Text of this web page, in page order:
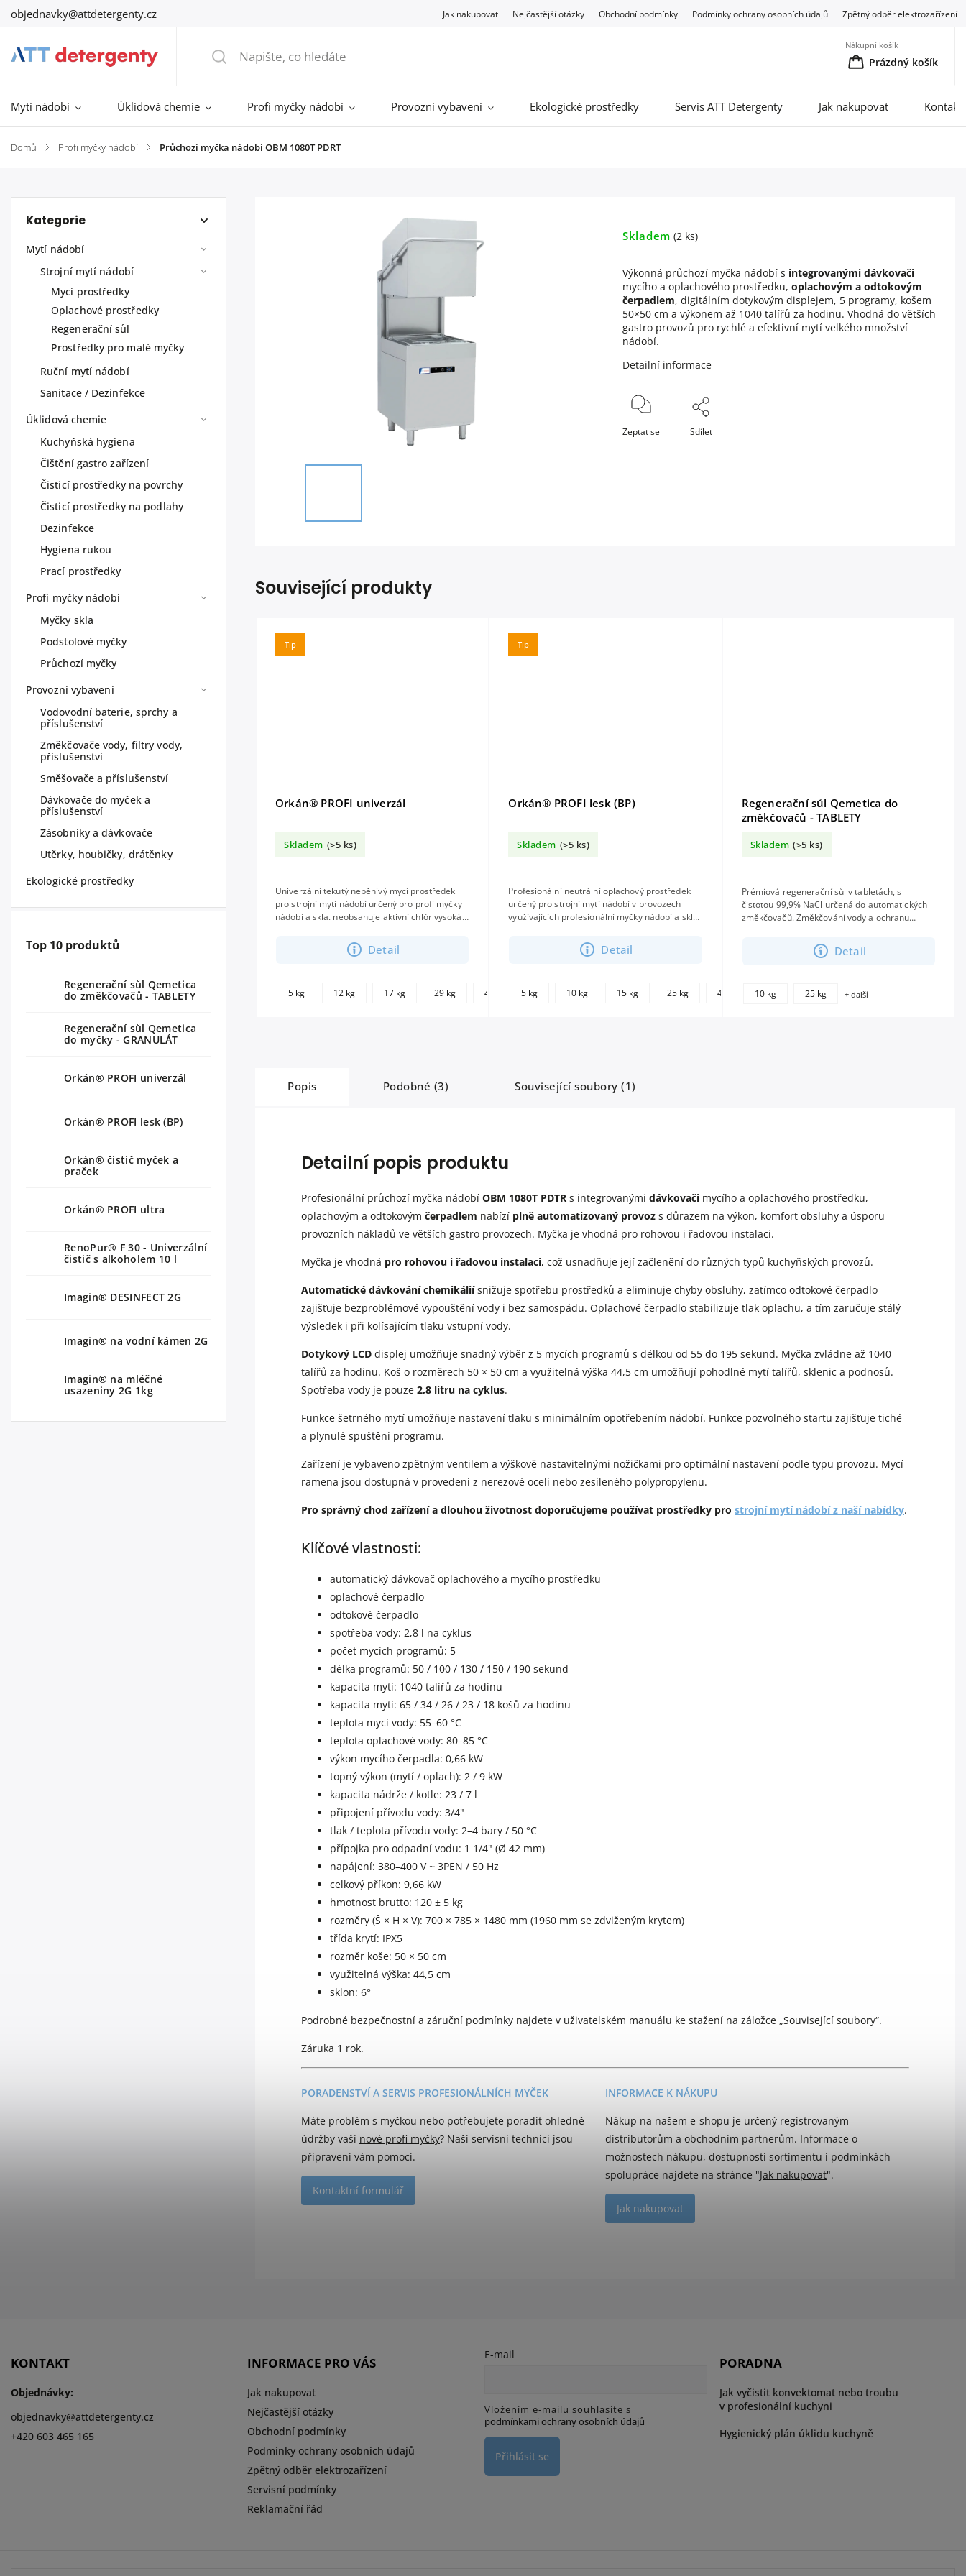
objednavky@attdetergenty.cz Jak nakupovat Nejčastější otázky Obchodní podmínky Podmínky ochrany osobních údajů Zpětný odběr elektrozařízení
Nákupní košík
Prázdný košík
Mytí nádobí Úklidová chemie Profi myčky nádobí Provozní vybavení Ekologické prostředky Servis ATT Detergenty Jak nakupovat
Domů / Profi myčky nádobí / Průchozí myčka nádobí OBM 1080T PDRT
Kategorie
Mytí nádobí
Strojní mytí nádobí
Mycí prostředky
Oplachové prostředky
Regenerační sůl
Prostředky pro malé myčky
Ruční mytí nádobí
Sanitace / Dezinfekce
Úklidová chemie
Kuchyňská hygiena
Čištění gastro zařízení
Čisticí prostředky na povrchy
Čisticí prostředky na podlahy
Dezinfekce
Hygiena rukou
Prací prostředky
Profi myčky nádobí
Myčky skla
Podstolové myčky
Průchozí myčky
Provozní vybavení
Vodovodní baterie, sprchy a
příslušenství
Změkčovače vody, filtry vody,
příslušenství
Směšovače a příslušenství
Dávkovače do myček a
příslušenství
Zásobníky a dávkovače
Utěrky, houbičky, drátěnky
Ekologické prostředky
Top 10 produktů
Regenerační sůl Qemetica
do změkčovačů - TABLETY
Regenerační sůl Qemetica
do myčky - GRANULÁT
Orkán® PROFI univerzál
Orkán® PROFI lesk (BP)
Orkán® čistič myček a
praček
Orkán® PROFI ultra
RenoPur® F 30 - Univerzální
čistič s alkoholem 10 l
Imagin® DESINFECT 2G
Imagin® na vodní kámen 2G
Imagin® na mléčné
usazeniny 2G 1kg
Skladem (2 ks)
Výkonná průchozí myčka nádobí s integrovanými dávkovači
mycího a oplachového prostředku, oplachovým a odtokovým
čerpadlem, digitálním dotykovým displejem, 5 programy, košem
50×50 cm a výkonem až 1040 talířů za hodinu. Vhodná do větších
gastro provozů pro rychlé a efektivní mytí velkého množství
nádobí.
Detailní informace
Zeptat se Sdílet
Související produkty
Tip
Orkán® PROFI univerzál
Skladem (>5 ks)
Detail
Univerzální tekutý nepěnivý mycí prostředek
pro strojní mytí nádobí určený pro profi myčky
nádobí a skla. neobsahuje aktivní chlór vysoká
5 kg 12 kg 17 kg 29 kg 46 kg 240 kg
další
Tip
Orkán® PROFI lesk (BP)
Skladem (>5 ks)
Detail
Profesionální neutrální oplachový prostředek
určený pro strojní mytí nádobí v provozech
využívajících profesionální myčky nádobí a skla.
5 kg 10 kg 15 kg 25 kg 40 kg 220 kg
další
Regenerační sůl Qemetica do
změkčovačů - TABLETY
Skladem (>5 ks)
Detail
Prémiová regenerační sůl v tabletách, s
čistotou 99,9% NaCl určená do automatických
změkčovačů. Změkčování vody a ochranu
10 kg 25 kg + další
Popis Podobné (3) Související soubory (1)
Detailní popis produktu
Profesionální průchozí myčka nádobí OBM 1080T PDTR s integrovanými dávkovači mycího a oplachového prostředku,
oplachovým a odtokovým čerpadlem nabízí plně automatizovaný provoz s důrazem na výkon, komfort obsluhy a úsporu
provozních nákladů ve větších gastro provozech. Myčka je vhodná pro rohovou i řadovou instalaci.
Myčka je vhodná pro rohovou i řadovou instalaci, což usnadňuje její začlenění do různých typů kuchyňských provozů.
Automatické dávkování chemikáliísnižuje spotřebu prostředků a eliminuje chyby obsluhy, zatímco odtokové čerpadlo
zajišťuje bezproblémové vypouštění vody i bez samospádu. Oplachové čerpadlo stabilizuje tlak oplachu, a tím zaručuje stálý
výsledek i při kolísajícím tlaku vstupní vody.
Dotykový LCD displej umožňuje snadný výběr z 5 mycích programů s délkou od 55 do 195 sekund. Myčka zvládne až 1040
talířů za hodinu. Koš o rozměrech 50 × 50 cm a využitelná výška 44,5 cm umožňují pohodlné mytí talířů, sklenic a podnosů.
Spotřeba vody je pouze 2,8 litru na cyklus.
Funkce šetrného mytí umožňuje nastavení tlaku s minimálním opotřebením nádobí. Funkce pozvolného startu zajišťuje tiché
a plynulé spuštění programu.
Zařízení je vybaveno zpětným ventilem a výškově nastavitelnými nožičkami pro optimální nastavení podle typu provozu. Mycí
ramena jsou dostupná v provedení z nerezové oceli nebo zesíleného polypropylenu.
Pro správný chod zařízení a dlouhou životnost doporučujeme používat prostředky pro strojní mytí nádobí z naší nabídky.
Klíčové vlastnosti:
automatický dávkovač oplachového a mycího prostředku
oplachové čerpadlo
odtokové čerpadlo
spotřeba vody: 2,8 l na cyklus
počet mycích programů: 5
délka programů: 50 / 100 / 130 / 150 / 190 sekund
kapacita mytí: 1040 talířů za hodinu
kapacita mytí: 65 / 34 / 26 / 23 / 18 košů za hodinu
teplota mycí vody: 55–60 °C
teplota oplachové vody: 80–85 °C
výkon mycího čerpadla: 0,66 kW
topný výkon (mytí / oplach): 2 / 9 kW
kapacita nádrže / kotle: 23 / 7 l
připojení přívodu vody: 3/4"
tlak / teplota přívodu vody: 2–4 bary / 50 °C
přípojka pro odpadní vodu: 1 1/4" (Ø 42 mm)
napájení: 380–400 V ~ 3PEN / 50 Hz
celkový příkon: 9,66 kW
hmotnost brutto: 120 ± 5 kg
rozměry (Š × H × V): 700 × 785 × 1480 mm (1960 mm se zdviženým krytem)
třída krytí: IPX5
rozměr koše: 50 × 50 cm
využitelná výška: 44,5 cm
sklon: 6°
Podrobné bezpečnostní a záruční podmínky najdete v uživatelském manuálu ke stažení na záložce „Související soubory“.
Záruka 1 rok.
PORADENSTVÍ A SERVIS PROFESIONÁLNÍCH MYČEK
Máte problém s myčkou nebo potřebujete poradit ohledně
údržby vaší nové profi myčky? Naši servisní technici jsou
připraveni vám pomoci.
Kontaktní formulář
INFORMACE K NÁKUPU
Nákup na našem e-shopu je určený registrovaným
distributorům a obchodním partnerům. Informace o
možnostech nákupu, dostupnosti sortimentu i podmínkách
spolupráce najdete na stránce "Jak nakupovat".
Jak nakupovat
KONTAKT
Objednávky:
objednavky@attdetergenty.cz
+420 603 465 165
INFORMACE PRO VÁS
Jak nakupovat
Nejčastější otázky
Obchodní podmínky
Podmínky ochrany osobních údajů
Zpětný odběr elektrozařízení
Servisní podmínky
Reklamační řád
E-mail
Vložením e-mailu souhlasíte s
podmínkami ochrany osobních údajů
Přihlásit se
PORADNA
Jak vyčistit konvektomat nebo troubu
v profesionální kuchyni
Hygienický plán úklidu kuchyně